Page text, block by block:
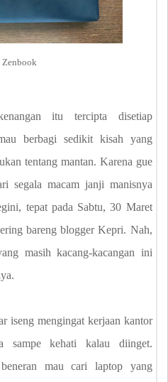
Zenbook
itu tercipta disetiap
berbagi sedikit kisah yang
tentang mantan. Karena gue
segala macam janji manisnya
tepat pada Sabtu, 30 Maret
bareng blogger Kepri. Nah,
masih kacang-kacangan ini
iseng mengingat kerjaan kantor
kehati kalau diinget.
mau cari laptop yang